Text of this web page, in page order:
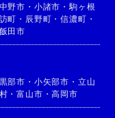
中野市 ・ 小諸市 ・ 駒ヶ根
町 ・ 辰野町 ・信濃町 ・
飯田市
黒部市 ・ 小矢部市 ・ 立山
・富山市 ・高岡市